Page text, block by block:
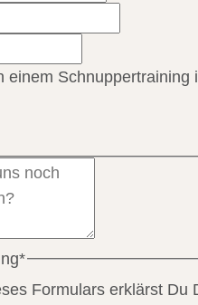
einem
*
Formulars erklärst